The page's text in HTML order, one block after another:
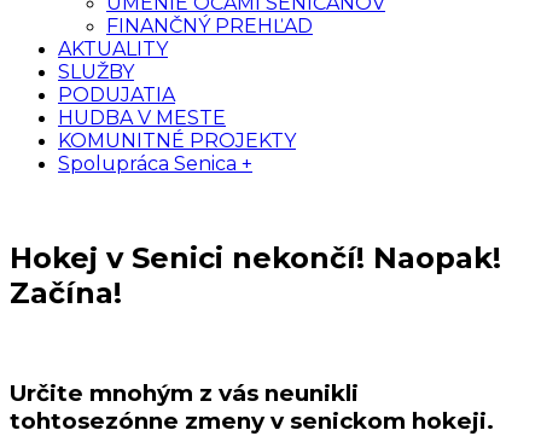
FINANČNÝ PREHĽAD
AKTUALITY
SLUŽBY
PODUJATIA
HUDBA V MESTE
KOMUNITNÉ PROJEKTY
Spolupráca Senica +
Hokej v Senici nekončí! Naopak!
Začína!
Určite mnohým z vás neunikli
tohtosezónne zmeny v senickom hokeji.